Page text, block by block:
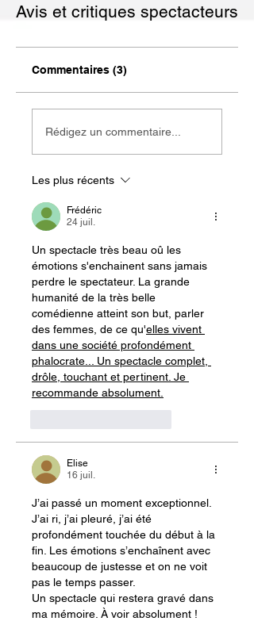
Avis et critiques spectacteurs
Commentaires (3)
Rédigez un commentaire...
Les plus récents
Frédéric
24 juil.
Un spectacle très beau oû les
émotions s'enchainent sans jamais
perdre le spectateur. La grande
humanité de la très belle
comédienne atteint son but, parler
des femmes, de ce qu'elles vivent
dans une société profondément
phalocrate... Un spectacle complet,
drôle, touchant et pertinent. Je
recommande absolument.
Elise
16 juil.
J’ai passé un moment exceptionnel.
J’ai ri, j’ai pleuré, j’ai été
profondément touchée du début à la
fin. Les émotions s’enchaînent avec
beaucoup de justesse et on ne voit
pas le temps passer.
Un spectacle qui restera gravé dans
ma mémoire. À voir absolument !